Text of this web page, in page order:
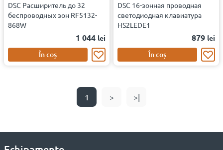
DSC Расширитель до 32
беспроводных зон RF5132-
868W
1 044 lei
În coș
DSC 16-зонная проводная
светодиодная клавиатура
HS2LEDE1
879 lei
În coș
1 > >|